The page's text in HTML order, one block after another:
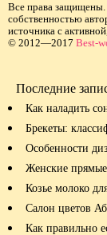
Все права защищены.
собственностью
источника с
© 2012—2017 Best-
Последние
Как наладить
Брекеты:
Особенности
Женские
Козье молоко
Салон цветов
Как правильно